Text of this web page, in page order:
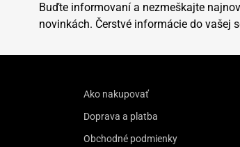
Buďte informovaní a nezmeškajte
novinkách. Čerstvé informácie do vašej
Ako nakupovať
Doprava a platba
Obchodné podmienky